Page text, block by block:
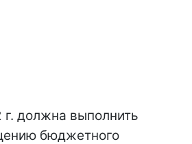
г. должна выполнить
бюджетного